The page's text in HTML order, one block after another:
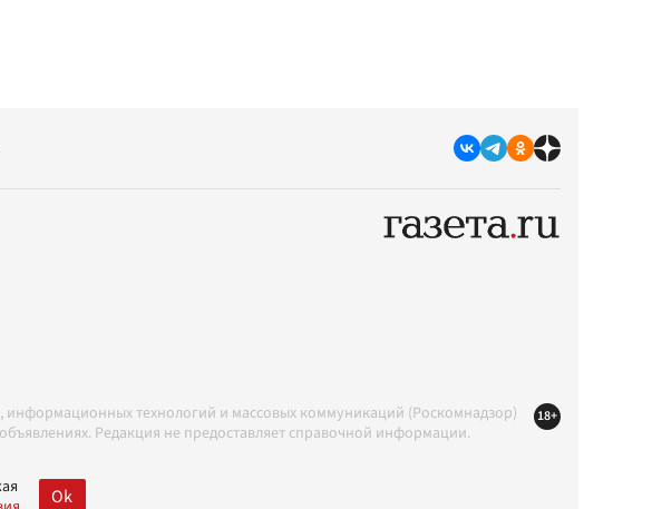
технологий и массовых коммуникаций (Роскомнадзор)
Редакция не предоставляет справочной информации.
18+
Ok